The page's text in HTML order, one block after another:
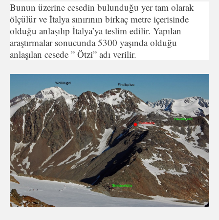
Bunun üzerine cesedin bulunduğu yer tam olarak
ölçülür ve İtalya sınırının birkaç metre içerisinde
olduğu anlaşılıp İtalya’ya teslim edilir. Yapılan
araştırmalar sonucunda 5300 yaşında olduğu
anlaşılan cesede ” Ötzi” adı verilir.